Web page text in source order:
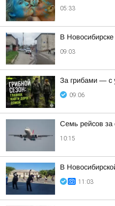
05:33
В
09:03
За грибами — с
09:06
Семь рейсов за
10:15
В
11:03